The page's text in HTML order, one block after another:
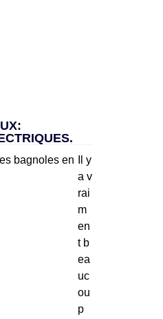
Il y
a v
rai
m
en
t b
ea
uc
ou
p